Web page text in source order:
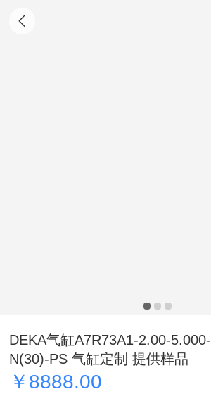
DEKA气缸A7R73A1-2.00-5.000-
N(30)-PS 气缸定制 提供样品
￥8888.00